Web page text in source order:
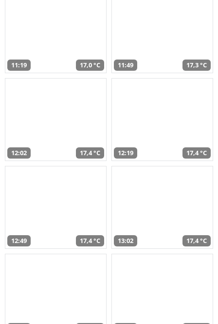
11:19 17,0 °C 11:49 17,3 °C
12:02 17,4 °C 12:19 17,4 °C
12:49 17,4 °C 13:02 17,4 °C